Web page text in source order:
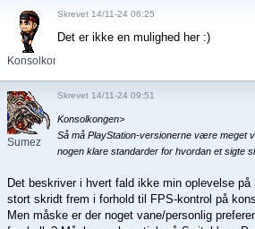
Konsolkongen
Skrevet 14/11-24 06:25
Det er ikke en mulighed her :)
Sumez
Skrevet 14/11-24 09:51
Konsolkongen>
Så må PlayStation-versionerne være meget
nogen klare standarder for hvordan et sigte
Det beskriver i hvert fald ikke min oplevelse
stort skridt frem i forhold til FPS-kontrol på
Men måske er der noget vane/personlig